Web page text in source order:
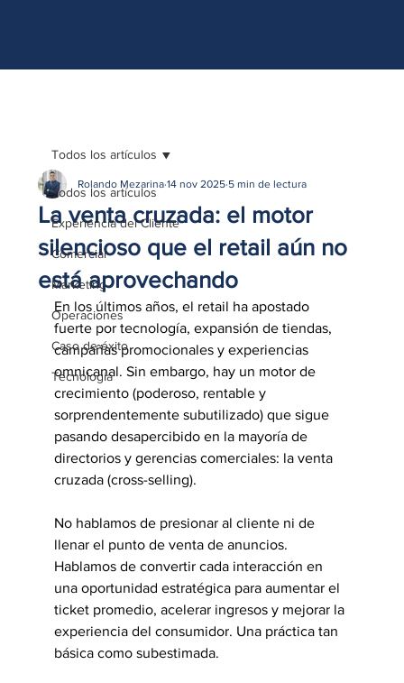
Todos los artículos
Experiencia del Cliente
Comercial
Marketing
Operaciones
Caso de éxito
Tecnología
Todos los artículos
La venta cruzada: el motor
silencioso que el retail aún no
está aprovechando
Rolando Mezarina 14 nov 2025 5 min de lectura
En los últimos años, el retail ha apostado
fuerte por tecnología, expansión de tiendas,
campañas promocionales y experiencias
omnicanal. Sin embargo, hay un motor de
crecimiento (poderoso, rentable y
sorprendentemente subutilizado) que sigue
pasando desapercibido en la mayoría de
directorios y gerencias comerciales: la venta
cruzada (cross-selling).
No hablamos de presionar al cliente ni de
llenar el punto de venta de anuncios.
Hablamos de convertir cada interacción en
una oportunidad estratégica para aumentar el
ticket promedio, acelerar ingresos y mejorar la
experiencia del consumidor. Una práctica tan
básica como subestimada.